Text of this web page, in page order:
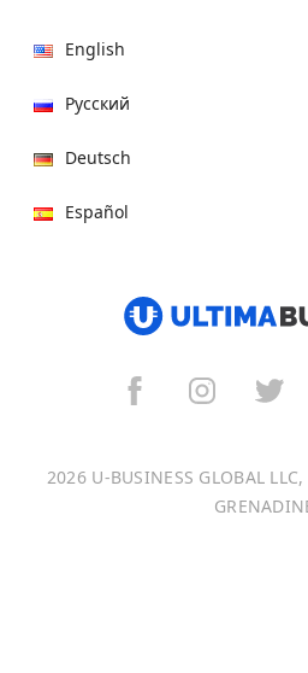
English
Русский
Deutsch
Español
Français
2026 U-BUSINESS GLOBAL